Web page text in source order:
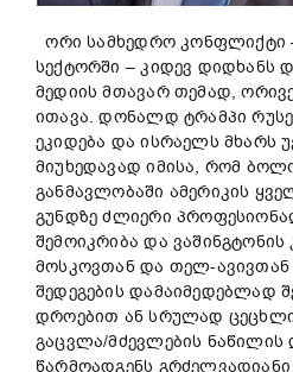
ორი სამხედრო კონფლიქტი
სექტორში – კიდევ დიდხანს
მედიის მთავარ თემად,
ითავა. დონალდ ტრამპი
ეკიდება და ისრაელს მხარს
მიუხედავად იმისა, რომ
განმავლობაში ამერიკის
გუნდზე ძლიერი
შემოიკრიბა და ვაშინგტონის
მოსკოვთან და თელ-ავივთან
შედეგების დამაიმედებლად
დროებით ან სრულად
გაცვლა/მძევლების ნაწილის
წარმოადგენს